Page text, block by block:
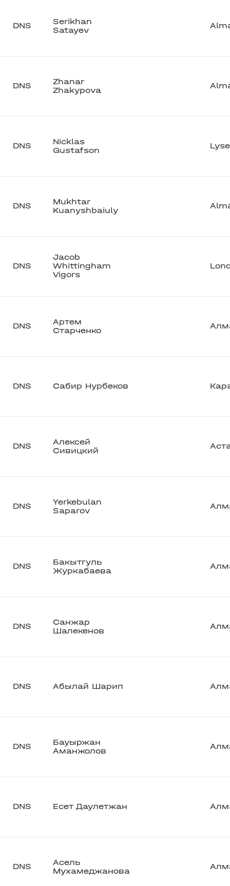
DNS
Serikhan
Satayev
DNS
Zhanar
Zhakypova
DNS
Nicklas
Gustafson
DNS
Mukhtar
Kuanyshbaiuly
DNS
Jacob
Whittingham
Vigors
DNS
Артем
Старченко
DNS Сабир Нурбеков
DNS
Алексей
Сивицкий
DNS
Yerkebulan
Saparov
DNS
Бакытгуль
Журкабаева
DNS
Санжар
Шалекенов
DNS Абылай Шарип
DNS
Бауыржан
Аманжолов
DNS Есет Даулетжан
DNS
Асель
Мухамеджанова